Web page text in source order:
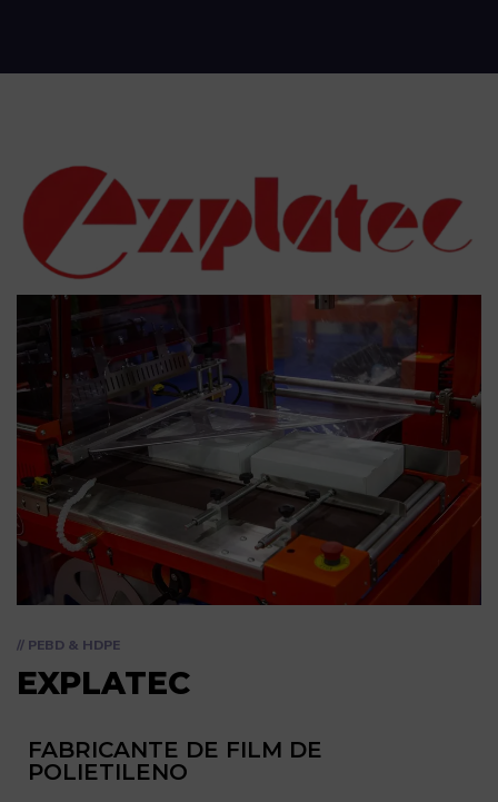
// PEBD & HDPE
EXPLATEC
FABRICANTE DE FILM DE
POLIETILENO